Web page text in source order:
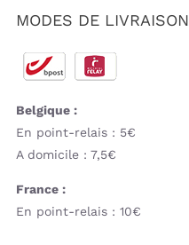
MODES DE LIVRAISON
Belgique :
En point-relais : 5€
A domicile : 7,5€
France :
En point-relais : 10€